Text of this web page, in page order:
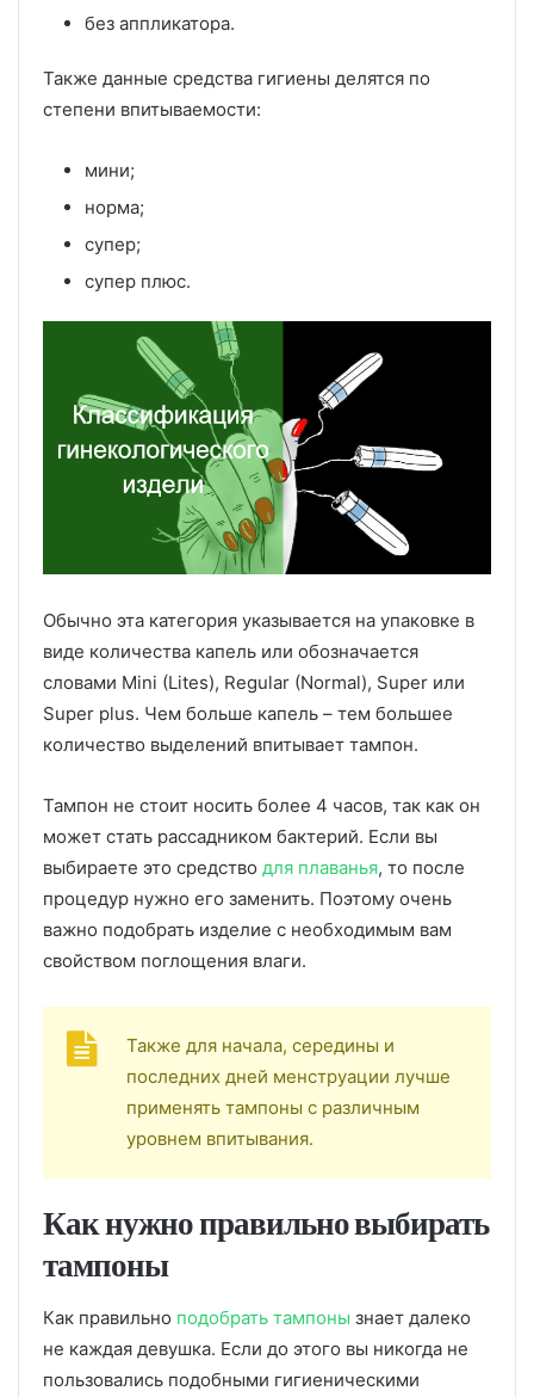
без аппликатора.
Также данные средства гигиены делятся по
степени впитываемости:
мини;
норма;
супер;
супер плюс.
Обычно эта категория указывается на упаковке в
виде количества капель или обозначается
словами Mini (Lites), Regular (Normal), Super или
Super plus. Чем больше капель – тем большее
количество выделений впитывает тампон.
Тампон не стоит носить более 4 часов, так как он
может стать рассадником бактерий. Если вы
выбираете это средство для плаванья, то после
процедур нужно его заменить. Поэтому очень
важно подобрать изделие с необходимым вам
свойством поглощения влаги.
Также для начала, середины и
последних дней менструации лучше
применять тампоны с различным
уровнем впитывания.
Как нужно правильно выбирать
тампоны
Как правильно подобрать тампоны знает далеко
не каждая девушка. Если до этого вы никогда не
пользовались подобными гигиеническими